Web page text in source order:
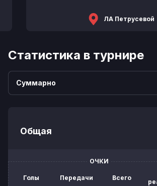
ЛА Петрусевой
Статистика в турнире
Суммарно
Общая
ОЧКИ
Голы Передачи Всего